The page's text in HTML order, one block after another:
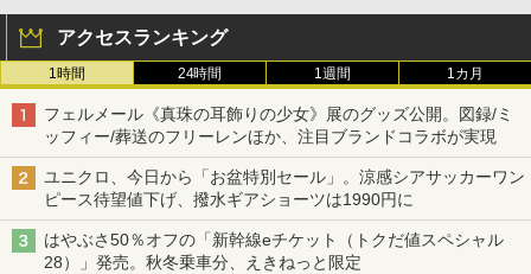
アクセスランキング
1時間 24時間 1週間 1カ月
フェルメール《真珠の耳飾りの少女》展のグッズ公開。図録/ミ
ッフィー/葬送のフリーレンほか、注目ブランドコラボが実現
ユニクロ、今日から「お盆特別セール」。涼感シアサッカーワン
ピース待望値下げ、撥水ギアショーツは1990円に
はやぶさ50％オフの「新幹線eチケット（トクだ値スペシャル
28）」発売。秋冬乗車分、えきねっと限定